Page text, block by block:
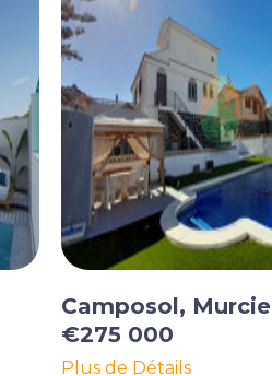
Camposol, Murcie
€275 000
Plus de Détails